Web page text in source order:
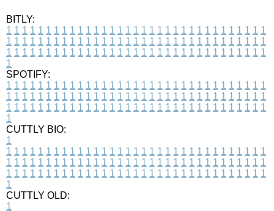
BITLY:
1 1 1 1 1 1 1 1 1 1 1 1 1 1 1 1 1 1 1 1 1 1 1 1 1 1 1 1 1 1 1 1 1
1 1 1 1 1 1 1 1 1 1 1 1 1 1 1 1 1 1 1 1 1 1 1 1 1 1 1 1 1 1 1 1 1
1 1 1 1 1 1 1 1 1 1 1 1 1 1 1 1 1 1 1 1 1 1 1 1 1 1 1 1 1 1 1 1 1
1
SPOTIFY:
1 1 1 1 1 1 1 1 1 1 1 1 1 1 1 1 1 1 1 1 1 1 1 1 1 1 1 1 1 1 1 1 1
1 1 1 1 1 1 1 1 1 1 1 1 1 1 1 1 1 1 1 1 1 1 1 1 1 1 1 1 1 1 1 1 1
1 1 1 1 1 1 1 1 1 1 1 1 1 1 1 1 1 1 1 1 1 1 1 1 1 1 1 1 1 1 1 1 1
1
CUTTLY BIO:
1
1 1 1 1 1 1 1 1 1 1 1 1 1 1 1 1 1 1 1 1 1 1 1 1 1 1 1 1 1 1 1 1 1
1 1 1 1 1 1 1 1 1 1 1 1 1 1 1 1 1 1 1 1 1 1 1 1 1 1 1 1 1 1 1 1 1
1 1 1 1 1 1 1 1 1 1 1 1 1 1 1 1 1 1 1 1 1 1 1 1 1 1 1 1 1 1 1 1 1
1
CUTTLY OLD:
1